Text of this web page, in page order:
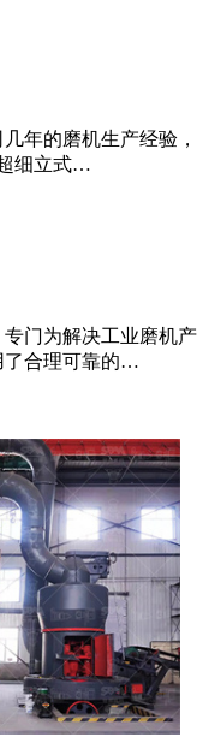
年的磨机生产经验
细立式…
门为解决工业磨机
了合理可靠的…